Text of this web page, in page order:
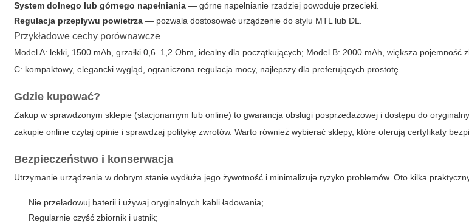
System dolnego lub górnego napełniania — górne napełnianie rzadziej powoduje przecieki.
Regulacja przepływu powietrza — pozwala dostosować urządzenie do stylu MTL lub DL.
Przykładowe cechy porównawcze
Model A: lekki, 1500 mAh, grzałki 0,6–1,2 Ohm, idealny dla początkujących; Model B: 2000 mAh, większa pojemność
C: kompaktowy, elegancki wygląd, ograniczona regulacja mocy, najlepszy dla preferujących prostotę.
Gdzie kupować?
Zakup w sprawdzonym sklepie (stacjonarnym lub online) to gwarancja obsługi posprzedażowej i dostępu do
zakupie online czytaj opinie i sprawdzaj politykę zwrotów. Warto również wybierać sklepy, które oferują certyfikaty
Bezpieczeństwo i konserwacja
Utrzymanie urządzenia w dobrym stanie wydłuża jego żywotność i minimalizuje ryzyko problemów. Oto kilka
Nie przeładowuj baterii i używaj oryginalnych kabli ładowania;
Regularnie czyść zbiornik i ustnik;